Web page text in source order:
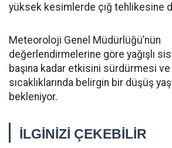
yüksek kesimlerde çığ tehlikesine
Meteoroloji Genel Müdürlüğü’nün
değerlendirmelerine göre yağışlı
başına kadar etkisini sürdürmesi ve
sıcaklıklarında belirgin bir düşüş
bekleniyor.